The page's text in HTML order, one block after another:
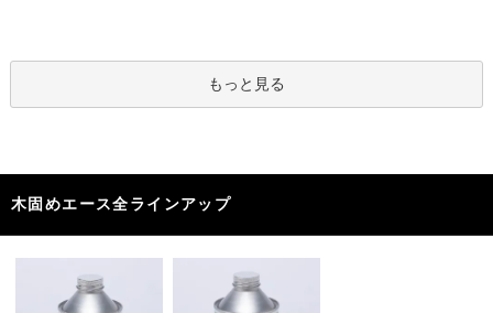
もっと見る
木固めエース全ラインアップ